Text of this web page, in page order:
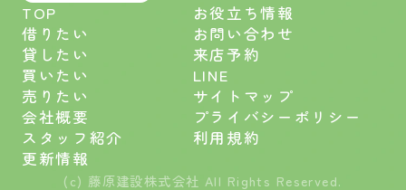
TOP
お役立ち情報
借りたい
お問い合わせ
貸したい
来店予約
買いたい
LINE
売りたい
サイトマップ
会社概要
プライバシーポリシー
スタッフ紹介
利用規約
更新情報
(c) 藤原建設株式会社 All Rights Reserved.